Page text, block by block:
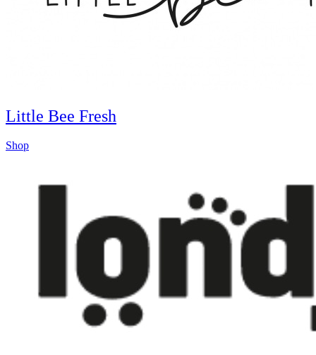
Little Bee Fresh
Shop